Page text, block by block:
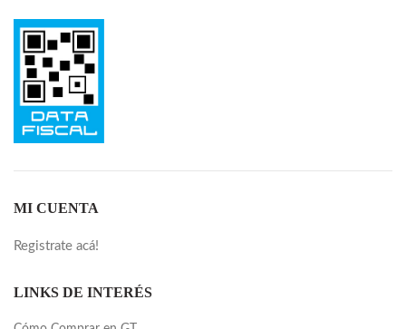
MI CUENTA
Registrate acá!
LINKS DE INTERÉS